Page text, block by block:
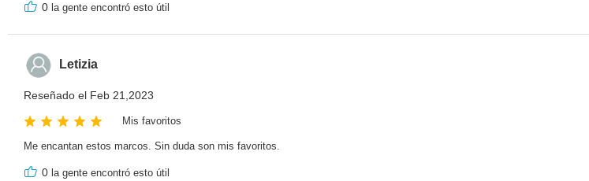
0 la gente encontró esto útil
Letizia
Reseñado el Feb 21,2023
Mis favoritos
Me encantan estos marcos. Sin duda son mis favoritos.
0 la gente encontró esto útil